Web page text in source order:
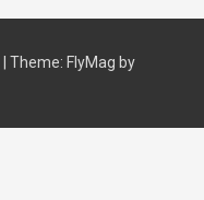
Theme: FlyMag by